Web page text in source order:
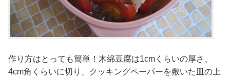
作り方はとっても簡単！木綿豆腐は1cmくらいの厚さ、
4cm角くらいに切り、クッキングペーパーを敷いた皿の上